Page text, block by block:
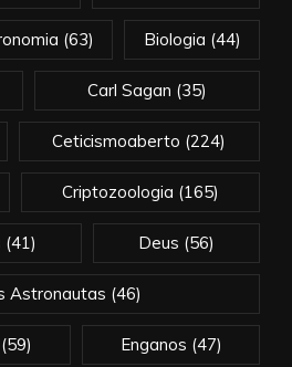
(63) Biologia (44)
Carl Sagan (35)
Ceticismoaberto (224)
Criptozoologia (165)
(41) Deus (56)
Astronautas (46)
(59) Enganos (47)